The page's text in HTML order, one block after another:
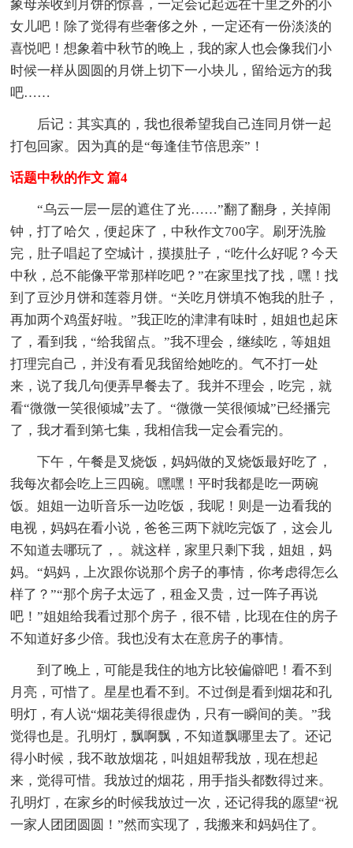
象母亲收到月饼的惊喜，一定会记起远在千里之外的小
女儿吧！除了觉得有些奢侈之外，一定还有一份淡淡的
喜悦吧！想象着中秋节的晚上，我的家人也会像我们小
时候一样从圆圆的月饼上切下一小块儿，留给远方的我
吧……
后记：其实真的，我也很希望我自己连同月饼一起
打包回家。因为真的是“每逢佳节倍思亲”！
话题中秋的作文 篇4
“乌云一层一层的遮住了光……”翻了翻身，关掉闹
钟，打了哈欠，便起床了，中秋作文700字。刷牙洗脸
完，肚子唱起了空城计，摸摸肚子，“吃什么好呢？今天
中秋，总不能像平常那样吃吧？”在家里找了找，嘿！找
到了豆沙月饼和莲蓉月饼。“关吃月饼填不饱我的肚子，
再加两个鸡蛋好啦。”我正吃的津津有味时，姐姐也起床
了，看到我，“给我留点。”我不理会，继续吃，等姐姐
打理完自己，并没有看见我留给她吃的。气不打一处
来，说了我几句便弄早餐去了。我并不理会，吃完，就
看“微微一笑很倾城”去了。“微微一笑很倾城”已经播完
了，我才看到第七集，我相信我一定会看完的。
下午，午餐是叉烧饭，妈妈做的叉烧饭最好吃了，
我每次都会吃上三四碗。嘿嘿！平时我都是吃一两碗
饭。姐姐一边听音乐一边吃饭，我呢！则是一边看我的
电视，妈妈在看小说，爸爸三两下就吃完饭了，这会儿
不知道去哪玩了，。就这样，家里只剩下我，姐姐，妈
妈。“妈妈，上次跟你说那个房子的事情，你考虑得怎么
样了？”“那个房子太远了，租金又贵，过一阵子再说
吧！”姐姐给我看过那个房子，很不错，比现在住的房子
不知道好多少倍。我也没有太在意房子的事情。
到了晚上，可能是我住的地方比较偏僻吧！看不到
月亮，可惜了。星星也看不到。不过倒是看到烟花和孔
明灯，有人说“烟花美得很虚伪，只有一瞬间的美。”我
觉得也是。孔明灯，飘啊飘，不知道飘哪里去了。还记
得小时候，我不敢放烟花，叫姐姐帮我放，现在想起
来，觉得可惜。我放过的烟花，用手指头都数得过来。
孔明灯，在家乡的时候我放过一次，还记得我的愿望“祝
一家人团团圆圆！”然而实现了，我搬来和妈妈住了。